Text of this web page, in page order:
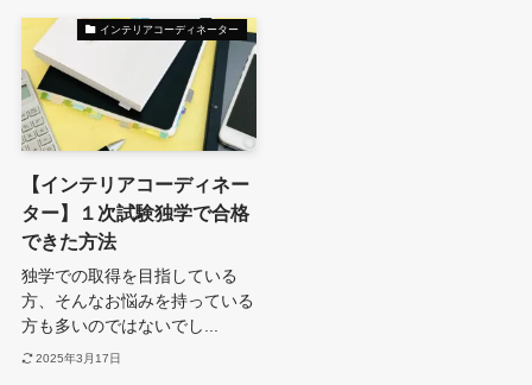
インテリアコーディネーター
【インテリアコーディネー
ター】１次試験独学で合格
できた方法
独学での取得を目指している
方、そんなお悩みを持っている
方も多いのではないでし...
2025年3月17日